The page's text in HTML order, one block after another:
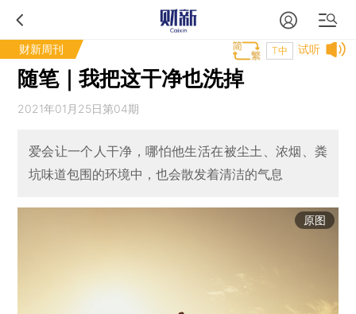
财新周刊 试听
T中
随笔｜我把这干净也洗掉
2021年01月25日第04期
爱会让一个人干净，哪怕他生活在被尘土、浓烟、粪
坑味道包围的环境中，也会散发着清洁的气息
原图